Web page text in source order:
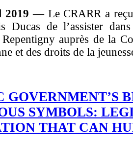
2019— Le CRARR a
Ducas de l’assister
auprès de la
et des droits de la
GOVERNMENT’S
SYMBOLS:
THAT CAN